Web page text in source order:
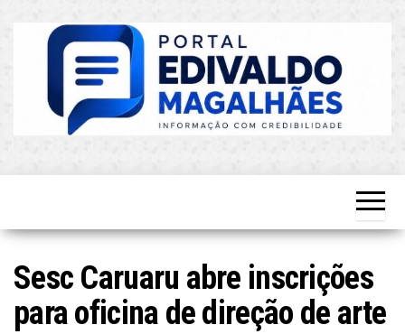
Atualizado!
Sesc Caruaru abre inscrições
para oficina de direção de arte